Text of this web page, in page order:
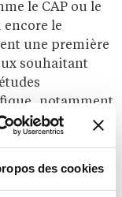
des cookies
le CAP ou le
encore le
une première
souhaitant
notamment
Un BTSA
une
licence
la viticulture.